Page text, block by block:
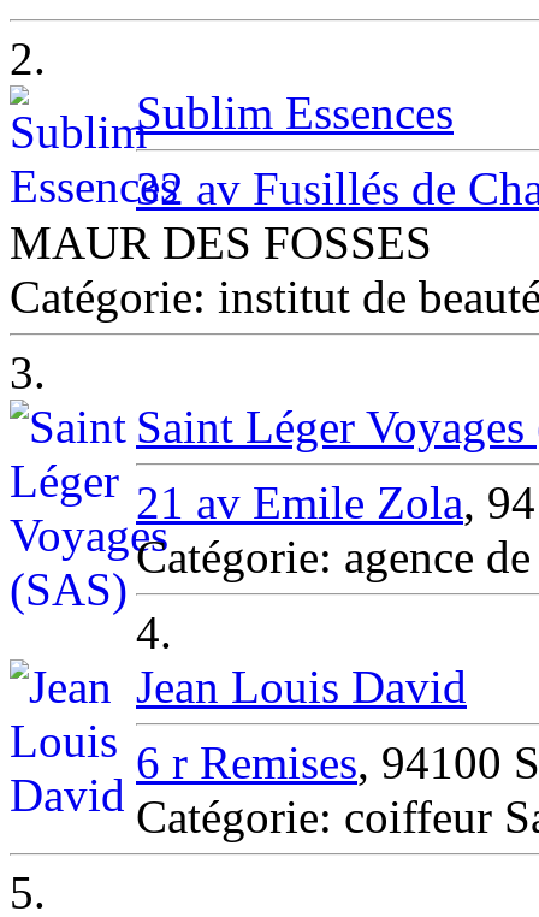
2.
Sublim Essences
32 av Fusillés de
MAUR DES FOSSES
Catégorie: institut de
3.
Saint Léger
21 av Emile Zola,
Catégorie: agence
4.
Jean Louis David
6 r Remises, 94100
Catégorie: coiffeur
5.